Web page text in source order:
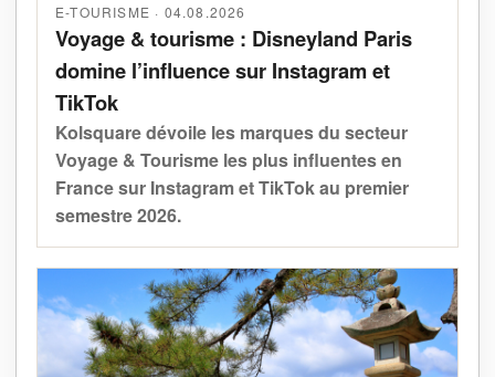
E-TOURISME · 04.08.2026
Voyage & tourisme : Disneyland Paris
domine l’influence sur Instagram et
TikTok
Kolsquare dévoile les marques du secteur
Voyage & Tourisme les plus influentes en
France sur Instagram et TikTok au premier
semestre 2026.